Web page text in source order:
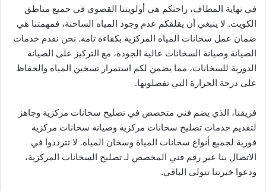
في نهاية المطاف، راحتكم هي أولويتنا القصوى في جميع مناطق
الكويت. لا ينبغي أن يقلقكم عدم وجود المياه الساخنة، فمهمتنا هي
ضمان عمل سخانات المياه المركزية بكفاءة تامة. نحن نقدم خدمات
الصيانة وصيانة السخانات عالية الجودة، مع التركيز على الصيانة
الدورية للسخانات، مما يضمن لكم استمرار تسخين المياه والحفاظ
على درجة الحرارة التي تفضلونها.
فريقنا، الذي يضم فني متخصص في تصليح سخانات مركزية وجاهز
لتقديم خدمات تصليح سخانات مركزية وصيانة سخانات مركزية
فورية لجميع أنواع سخانات المياة وسخان المياه. لا تترددوا في
الاتصال بنا عبر رقم فني المخصص لـ تصليح السخانات المركزية،
ودعوا خبرتنا تتولى الباقي.